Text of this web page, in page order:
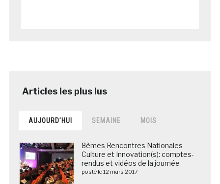
AUJOURD’HUI SEMAINE MOIS
8èmes Rencontres Nationales
Culture et Innovation(s): comptes-
rendus et vidéos de la journée
posté le 12 mars 2017